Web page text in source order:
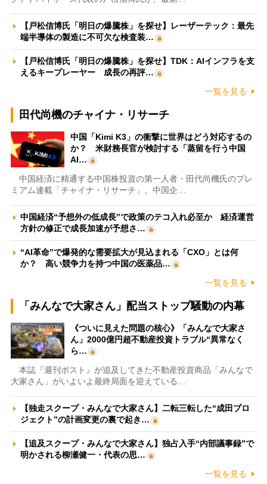
【戸松信博氏「明日の爆騰株」を探せ】レーザーテック：最先
端半導体の製造に不可欠な検査装…
【戸松信博氏「明日の爆騰株」を探せ】TDK：AIインフラを支
えるキープレーヤー 成長の再評…
一覧を見る
田代尚機のチャイナ・リサーチ
中国「Kimi K3」の衝撃に世界はどう対応するの
か？ 米財務長官が検討する「蒸留を行う中国
AI…
中国経済に精通する中国株投資の第一人者・田代尚機氏のプレ
ミアム連載「チャイナ・リサーチ」。中国企…
中国経済“予想外の低成長”で政策のテコ入れ必至か 経済運営
方針の修正で成長加速が予想さ…
“AI革命”で爆発的な需要拡大が見込まれる「CXO」とは何
か？ 高い競争力を持つ中国の医薬品…
一覧を見る
「みんなで大家さん」配当ストップ騒動の内幕
《ついに見えた問題の核心》「みんなで大家さ
ん」2000億円超不動産投資トラブル“異常なく
ら…
本誌『週刊ポスト』が追及してきた不動産投資商品「みんなで
大家さん」がいよいよ最終局面を迎えている…
【独走スクープ・みんなで大家さん】二転三転した“成田プロ
ジェクト”の計画変更の裏で起き…
【追及スクープ・みんなで大家さん】独占入手“内部議事録”で
明かされる柳瀬健一・代表の思…
一覧を見る